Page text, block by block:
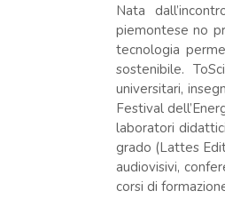
Nata
piemontese no
tecnologia
sostenibile.
universitari,
Festival
laboratori
grado (Lattes
audiovisivi,
corsi di